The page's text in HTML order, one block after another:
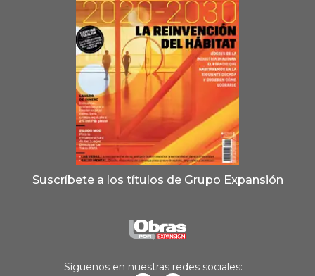
Suscríbete a los títulos de Grupo Expansión
Síguenos en nuestras redes sociales: